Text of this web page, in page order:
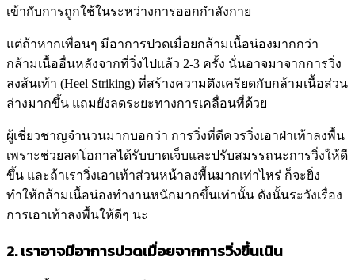
เข้ากับการถูกใช้ในระหว่างการออกกำลังกาย
แต่ถ้าหากเพื่อนๆ มีอาการปวดเมื่อยกล้ามเนื้อน่องมากกว่า
กล้ามเนื้ออื่นหลังจากที่วิ่งไปแล้ว 2-3 ครั้ง นั่นอาจมาจากการวิ่ง
ลงส้นเท้า (Heel Striking) ที่สร้างความตึงเครียดกับกล้ามเนื้อส่วน
ล่างมากขึ้น แถมยังลดระยะทางการเคลื่อนที่ด้วย
ผู้เชี่ยวชาญจำนวนมากบอกว่า การวิ่งที่ดีควรวิ่งเอาฝ่าเท้าลงพื้น
เพราะช่วยลดโอกาสได้รับบาดเจ็บและปรับสมรรถนะการวิ่งให้ดี
ขึ้น และถ้าเราวิ่งเอาเท้าส่วนหน้าลงพื้นมากเท่าไหร่ ก็จะยิ่ง
ทำให้กล้ามเนื้อน่องทำงานหนักมากขึ้นเท่านั้น ดังนั้นระวังเรื่อง
การเอาเท้าลงพื้นให้ดีๆ นะ
2. เราอาจมีอาการปวดเมื่อยจากการวิ่งขึ้นเนิน